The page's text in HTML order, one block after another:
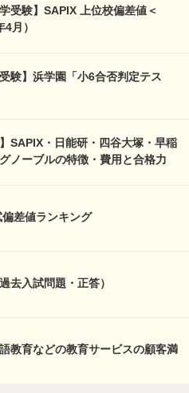
受験】SAPIX 上位校偏差値＜
月）
験】浜学園「小6合否判定テス
SAPIX・日能研・四谷大塚・早稲
ノーブルの特徴・費用と合格力
差値ランキング
去入試問題・正答）
教育などの教育サービスの顧客満